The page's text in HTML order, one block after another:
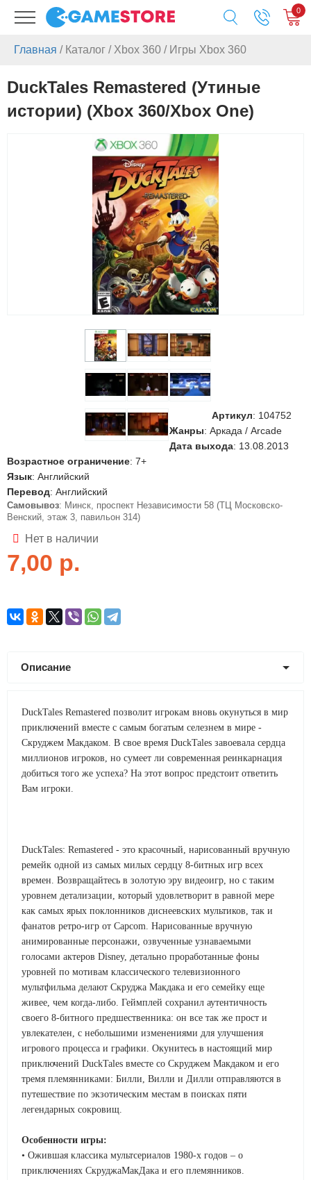
0
Главная / Каталог / Xbox 360 / Игры Xbox 360
DuckTales Remastered (Утиные
истории) (Xbox 360/Xbox One)
Артикул: 104752
Жанры: Аркада / Arcade
Дата выхода: 13.08.2013
Возрастное ограничение: 7+
Язык: Английский
Перевод: Английский
Самовывоз: Минск, проспект Независимости 58 (ТЦ Московско-
Венский, этаж 3, павильон 314)
Нет в наличии
7,00 р.
Описание
DuckTales Remastered позволит игрокам вновь окунуться в мир
приключений вместе с самым богатым селезнем в мире -
Скруджем Макдаком. В свое время DuckTales завоевала сердца
миллионов игроков, но сумеет ли современная реинкарнация
добиться того же успеха? На этот вопрос предстоит ответить
Вам игроки.
DuckTales: Remastered - это красочный, нарисованный вручную
ремейк одной из самых милых сердцу 8-битных игр всех
времен. Возвращайтесь в золотую эру видеоигр, но с таким
уровнем детализации, который удовлетворит в равной мере
как самых ярых поклонников диснеевских мультиков, так и
фанатов ретро-игр от Capcom. Нарисованные вручную
анимированные персонажи, озвученные узнаваемыми
голосами актеров Disney, детально проработанные фоны
уровней по мотивам классического телевизионного
мультфильма делают Скруджа Макдака и его семейку еще
живее, чем когда-либо. Геймплей сохранил аутентичность
своего 8-битного предшественника: он все так же прост и
увлекателен, с небольшими изменениями для улучшения
игрового процесса и графики. Окунитесь в настоящий мир
приключений DuckTales вместе со Скруджем Макдаком и его
тремя племянниками: Билли, Вилли и Дилли отправляются в
путешествие по экзотическим местам в поисках пяти
легендарных сокровищ.
Особенности игры:
• Ожившая классика мультсериалов 1980-х годов – о
приключениях СкруджаМакДака и его племянников.